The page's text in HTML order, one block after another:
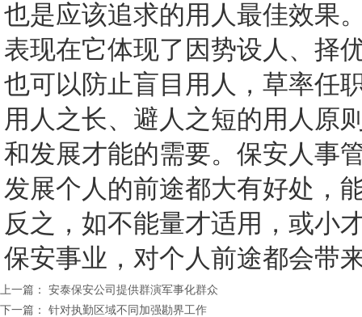
也是应该追求的用人最佳效果
表现在它体现了因势设人、择
也可以防止盲目用人，草率任
用人之长、避人之短的用人原
和发展才能的需要。保安人事
发展个人的前途都大有好处，
反之，如不能量才适用，或小
保安事业，对个人前途都会带
上一篇： 安泰保安公司提供群演军事化群众
下一篇： 针对执勤区域不同加强勘界工作